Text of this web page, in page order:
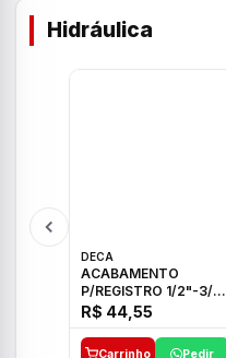
Hidráulica
DECA
ACABAMENTO
P/REGISTRO 1/2"-3/4"
E 1"C21.PQ DECA
R$ 44,55
Carrinho Pedir